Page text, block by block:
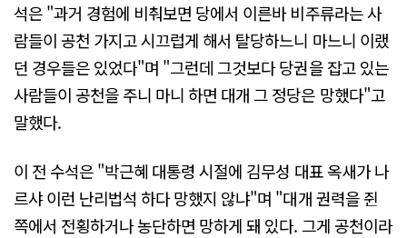
석은 "과거 경험에 비춰보면 당에서 이른바 비주류라는 사
람들이 공천 가지고 시끄럽게 해서 탈당하느니 마느니 이랬
던 경우들은 있었다"며 "그런데 그것보다 당권을 잡고 있는
사람들이 공천을 주니 마니 하면 대개 그 정당은 망했다"고
말했다.
이 전 수석은 "박근혜 대통령 시절에 김무성 대표 옥새가 나
르샤 이런 난리법석 하다 망했지 않냐"며 "대개 권력을 쥔
쪽에서 전횡하거나 농단하면 망하게 돼 있다. 그게 공천이라